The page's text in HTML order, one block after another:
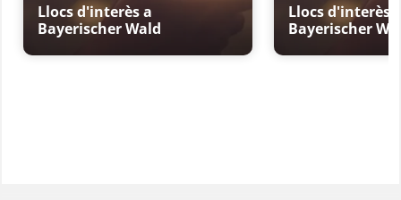
Llocs d'interès a
Bayerischer Wald
Llocs d'interès
Bayerischer